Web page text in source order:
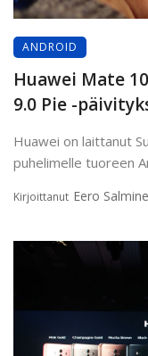
ANDROID
Huawei Mate
9.0 Pie -
Huawei on laittanut
puhelimelle tuoreen
Kirjoittanut Eero